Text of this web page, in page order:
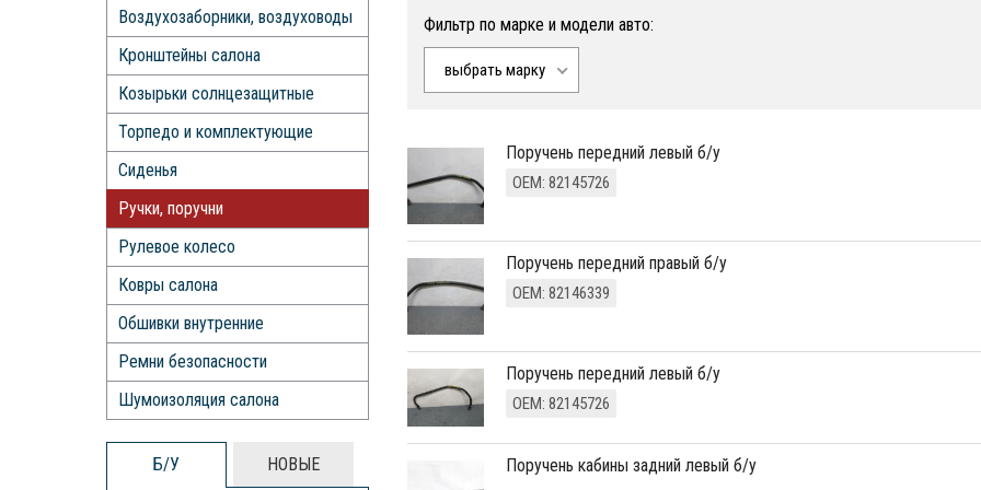
Воздухозаборники, воздуховоды
Кронштейны салона
Козырьки солнцезащитные
Торпедо и комплектующие
Сиденья
Ручки, поручни
Рулевое колесо
Ковры салона
Обшивки внутренние
Ремни безопасности
Шумоизоляция салона
Б/У НОВЫЕ
Фильтр по марке и модели авто:
выбрать марку
Поручень передний левый б/у
ОЕМ: 82145726
Поручень передний правый б/у
ОЕМ: 82146339
Поручень передний левый б/у
ОЕМ: 82145726
Поручень кабины задний левый б/у